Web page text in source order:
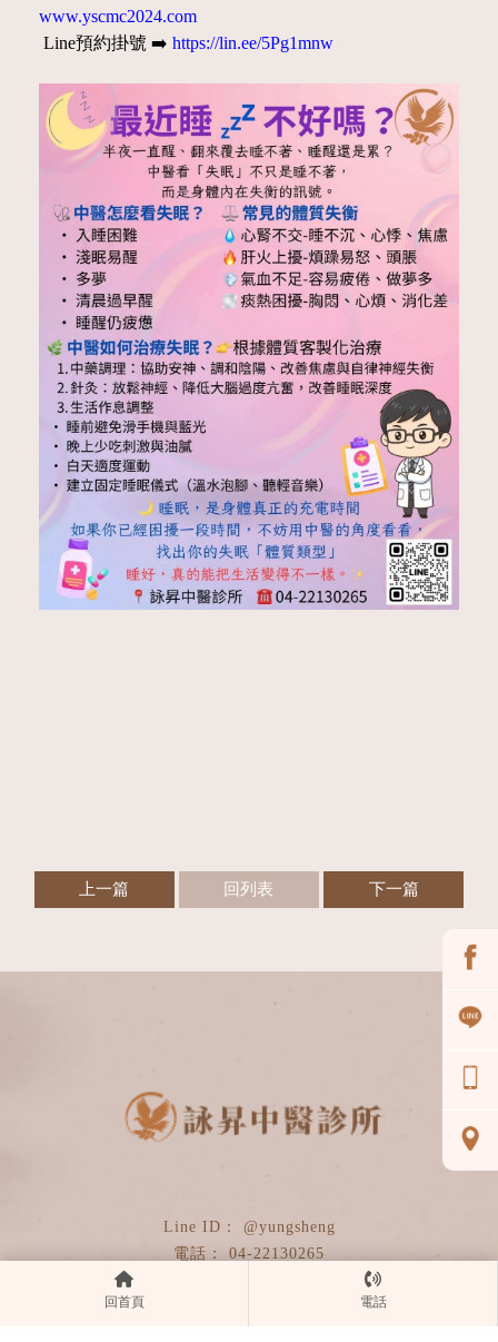
www.yscmc2024.com
Line預約掛號 ➡️ https://lin.ee/5Pg1mnw
上一篇 回列表 下一篇
回首頁 電話
@yungsheng
04-22130265
yscmc2024@gmail.com